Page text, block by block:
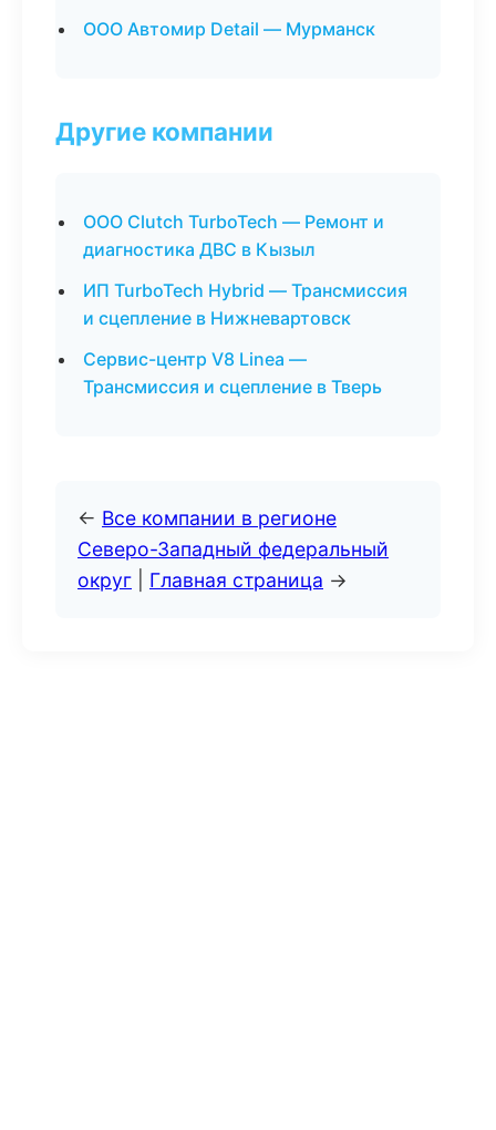
ООО Автомир Detail — Мурманск
Другие компании
ООО Clutch TurboTech — Ремонт и
диагностика ДВС в Кызыл
ИП TurboTech Hybrid — Трансмиссия
и сцепление в Нижневартовск
Сервис-центр V8 Linea —
Трансмиссия и сцепление в Тверь
← Все компании в регионе
Северо-Западный федеральный
округ
Главная страница →